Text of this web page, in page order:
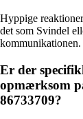
Hyppige
det som Svindel
kommunikationen.
Er der
opmærksom
86733709?